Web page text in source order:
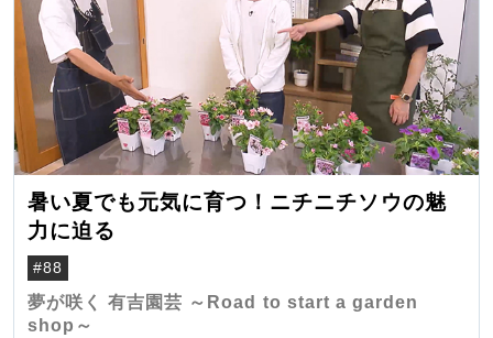
暑い夏でも元気に育つ！ニチニチソウの魅
力に迫る
#88
夢が咲く 有吉園芸 ～Road to start a garden
shop～